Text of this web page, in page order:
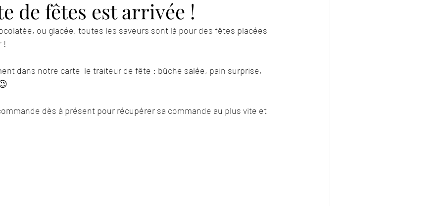
de fêtes est arrivée !
ou glacée, toutes les saveurs sont là pour des fêtes placées
!
dans notre carte  le traiteur de fête : bûche salée, pain surprise,
dès à présent pour récupérer sa commande au plus vite et